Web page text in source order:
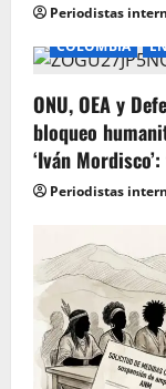
Periodistas
COLOMBIA
ONU, OEA y
bloqueo
‘Iván
Periodistas